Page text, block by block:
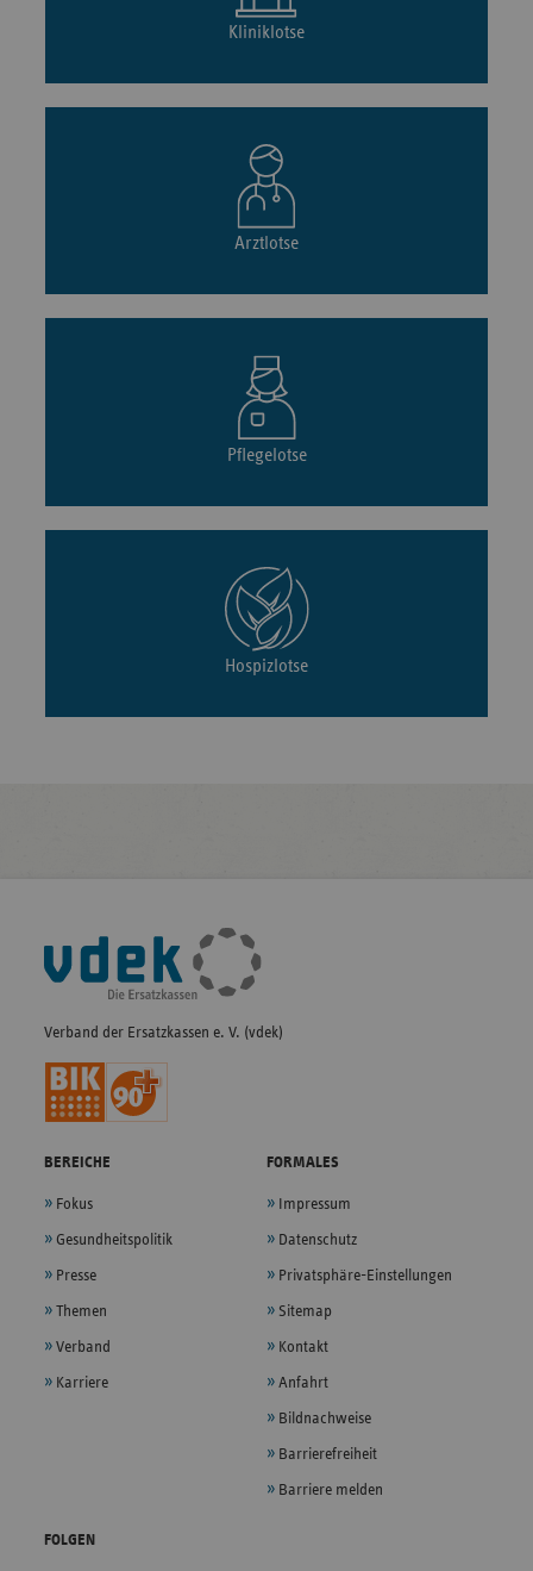
Kliniklotse
Arztlotse
Pflegelotse
Hospizlotse
Fußleisten-
Navigation
Verband der Ersatzkassen e. V. (vdek)
BEREICHE
Fokus
Gesundheitspolitik
Presse
Themen
Verband
Karriere
FORMALES
Impressum
Datenschutz
Privatsphäre-Einstellungen
Sitemap
Kontakt
Anfahrt
Bildnachweise
Barrierefreiheit
Barriere melden
FOLGEN